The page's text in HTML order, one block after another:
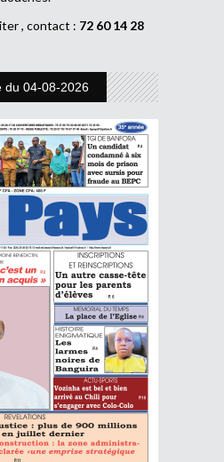
, contact : 72 60 14 28
du 04-08-2026